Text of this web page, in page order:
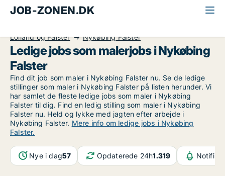
JOB-ZONEN.DK
Lolland og Falster
Nykøbing Falster
Ledige jobs som malerjobs i Nykøbing
Falster
Find dit job som maler i Nykøbing Falster nu. Se de ledige
stillinger som maler i Nykøbing Falster på listen herunder. Vi
har samlet de fleste ledige jobs som maler i Nykøbing
Falster til dig. Find en ledig stilling som maler i Nykøbing
Falster nu. Held og lykke med jagten efter arbejde i
Nykøbing Falster. Mere info om ledige jobs i Nykøbing
Falster.
Nye i dag57 Opdaterede 24h1.319